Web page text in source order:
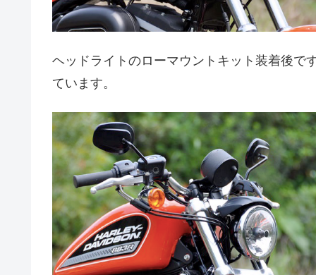
ヘッドライトのローマウントキット装着後で
ています。